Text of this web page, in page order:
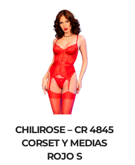
CHILIROSE – CR 4845
CORSET Y MEDIAS
ROJO S